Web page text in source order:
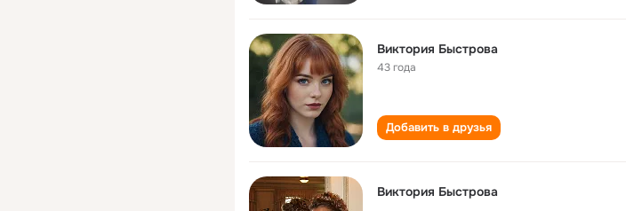
Виктория Быстрова
43 года
Добавить в друзья
Виктория Быстрова